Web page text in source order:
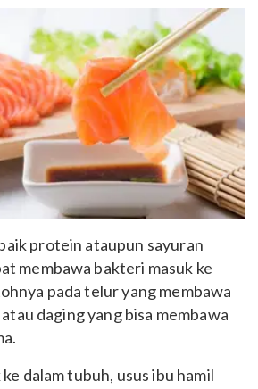
protein ataupun sayuran
membawa bakteri masuk ke
pada telur yang membawa
atau daging yang bisa membawa
dalam tubuh, usus ibu hamil